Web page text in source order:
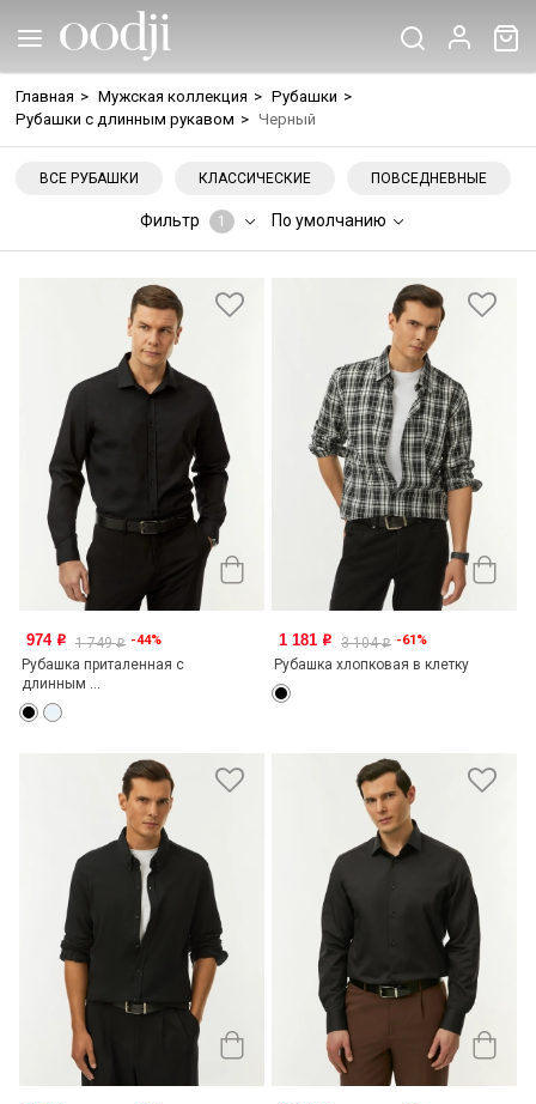
Главная > Мужская коллекция > Рубашки >
Рубашки с длинным рукавом > Черный
ВСЕ РУБАШКИ КЛАССИЧЕСКИЕ ПОВСЕДНЕВНЫЕ
Фильтр 1 По умолчанию
974 o 1 749o -44%
Рубашка приталенная с
длинным ...
1 181 o 3 104o -61%
Рубашка хлопковая в клетку